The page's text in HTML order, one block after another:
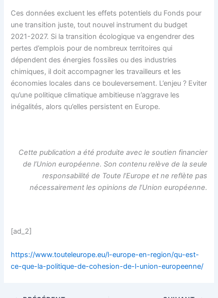
Ces données excluent les effets potentiels du Fonds pour
une transition juste, tout nouvel instrument du budget
2021-2027. Si la transition écologique va engendrer des
pertes d’emplois pour de nombreux territoires qui
dépendent des énergies fossiles ou des industries
chimiques, il doit accompagner les travailleurs et les
économies locales dans ce bouleversement. L’enjeu ? Eviter
qu’une politique climatique ambitieuse n’aggrave les
inégalités, alors qu’elles persistent en Europe.
Cette publication a été produite avec le soutien financier
de l’Union européenne. Son contenu relève de la seule
responsabilité de Toute l’Europe et ne reflète pas
nécessairement les opinions de l’Union européenne.
[ad_2]
https://www.touteleurope.eu/l-europe-en-region/qu-est-
ce-que-la-politique-de-cohesion-de-l-union-europeenne/